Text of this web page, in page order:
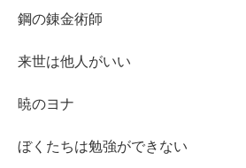
鋼の錬金術師
来世は他人がいい
暁のヨナ
ぼくたちは勉強ができない